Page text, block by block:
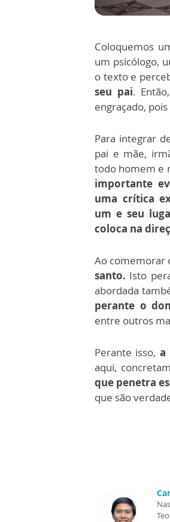
Coloquemos
um psicólogo,
o texto e
seu pai.
engraçado,
Para integrar
pai e mãe,
todo homem e
importante
uma crítica
um e seu
coloca na
Ao comemorar
santo. Isto
abordada
perante o
entre outros
Perante isso, a
aqui,
que penetra
que são